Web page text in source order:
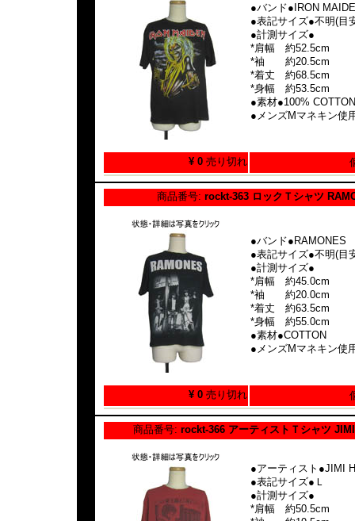
●バンド●IRON
●表記サイズ●不明(目
●計測サイズ●
*肩幅 約52.5cm
*袖 約20.5cm
*着丈 約68.5cm
*身幅 約53.5cm
●素材●100% COTTON
●メンズMマネキン使
¥ 0 売り切れ
商品番号: rockt-363 ロックＴシャツ
●バンド●RAMONES
●表記サイズ●不明(目
●計測サイズ●
*肩幅 約45.0cm
*袖 約20.0cm
*着丈 約63.5cm
*身幅 約55.0cm
●素材●COTTON
●メンズMマネキン使
¥ 0 売り切れ
商品番号: rockt-366 アーティストＴシャツ
●アーティスト●JIMI
●表記サイズ●Ｌ
●計測サイズ●
*肩幅 約50.5cm